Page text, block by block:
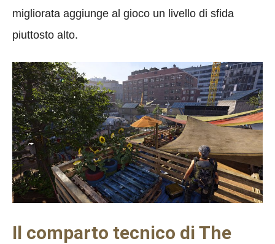
migliorata aggiunge al gioco un livello di sfida
piuttosto alto.
Il comparto tecnico di The